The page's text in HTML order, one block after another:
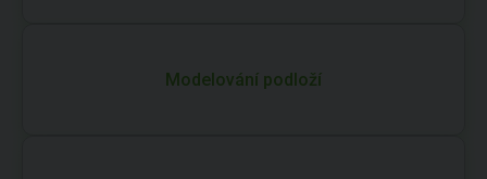
Modelování podloží